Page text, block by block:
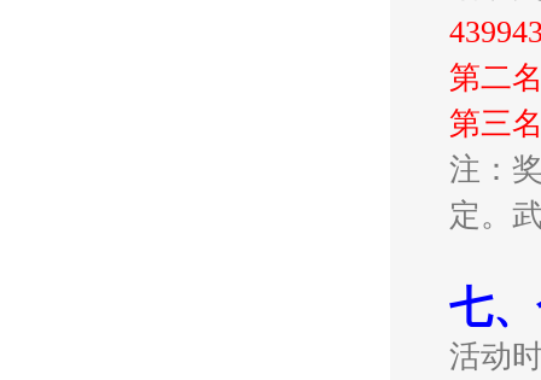
第二
第三
注：
定。
七、
活动